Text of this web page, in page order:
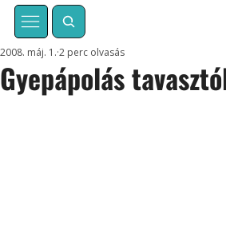
Gyepápolás
2008. máj. 1. 2 perc olvasás